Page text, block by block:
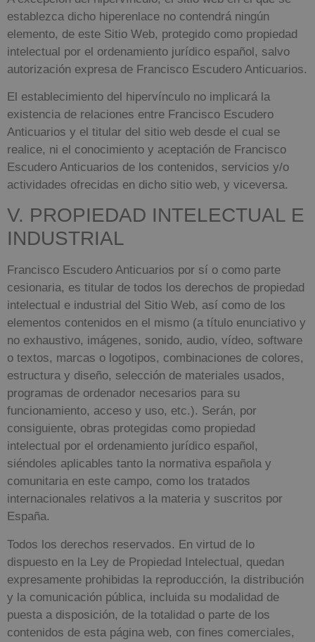
establezca dicho hiperenlace no contendrá ningún
elemento, de este Sitio Web, protegido como propiedad
intelectual por el ordenamiento jurídico español, salvo
autorización expresa de Francisco Escudero Anticuarios.
El establecimiento del hipervínculo no implicará la
existencia de relaciones entre Francisco Escudero
Anticuarios y el titular del sitio web desde el cual se
realice, ni el conocimiento y aceptación de Francisco
Escudero Anticuarios de los contenidos, servicios y/o
actividades ofrecidas en dicho sitio web, y viceversa.
V. PROPIEDAD INTELECTUAL E
INDUSTRIAL
Francisco Escudero Anticuarios por sí o como parte
cesionaria, es titular de todos los derechos de propiedad
intelectual e industrial del Sitio Web, así como de los
elementos contenidos en el mismo (a título enunciativo y
no exhaustivo, imágenes, sonido, audio, vídeo, software
o textos, marcas o logotipos, combinaciones de colores,
estructura y diseño, selección de materiales usados,
programas de ordenador necesarios para su
funcionamiento, acceso y uso, etc.). Serán, por
consiguiente, obras protegidas como propiedad
intelectual por el ordenamiento jurídico español,
siéndoles aplicables tanto la normativa española y
comunitaria en este campo, como los tratados
internacionales relativos a la materia y suscritos por
España.
Todos los derechos reservados. En virtud de lo
dispuesto en la Ley de Propiedad Intelectual, quedan
expresamente prohibidas la reproducción, la distribución
y la comunicación pública, incluida su modalidad de
puesta a disposición, de la totalidad o parte de los
contenidos de esta página web, con fines comerciales,